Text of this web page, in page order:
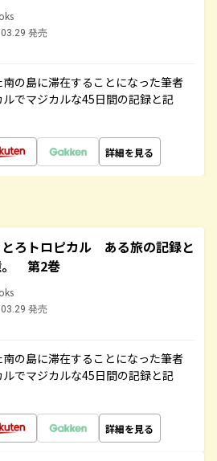
発売
の島に滞在することになった筆者
でマジカルな45日間の記録と記
詳細を見る
とろトロピカル ある旅の記録と
。 第2巻
発売
の島に滞在することになった筆者
でマジカルな45日間の記録と記
詳細を見る